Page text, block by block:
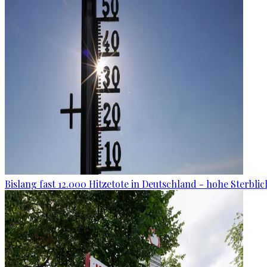
Bislang fast 12.000 Hitzetote in Deutschland - hohe